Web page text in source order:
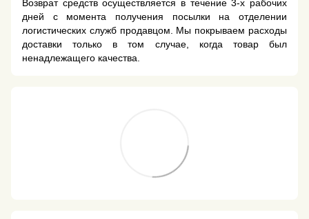
Возврат средств осуществляется в течение 3-х рабочих
дней с момента получения посылки на отделении
логистических служб продавцом. Мы покрываем расходы
доставки только в том случае, когда товар был
ненадлежащего качества.